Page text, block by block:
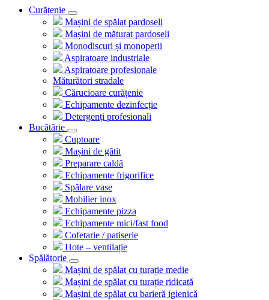
Curățenie
Mașini de spălat pardoseli
Mașini de măturat pardoseli
Monodiscuri și monoperii
Aspiratoare industriale
Aspiratoare profesionale
Măturători stradale
Cărucioare curățenie
Echipamente dezinfecție
Detergenți profesionali
Bucătărie
Cuptoare
Mașini de gătit
Preparare caldă
Echipamente frigorifice
Spălare vase
Mobilier inox
Echipamente pizza
Echipamente mici/fast food
Cofetarie / patiserie
Hote – ventilație
Spălătorie
Mașini de spălat cu turație medie
Mașini de spălat cu turație ridicată
Mașini de spălat cu barieră igienică